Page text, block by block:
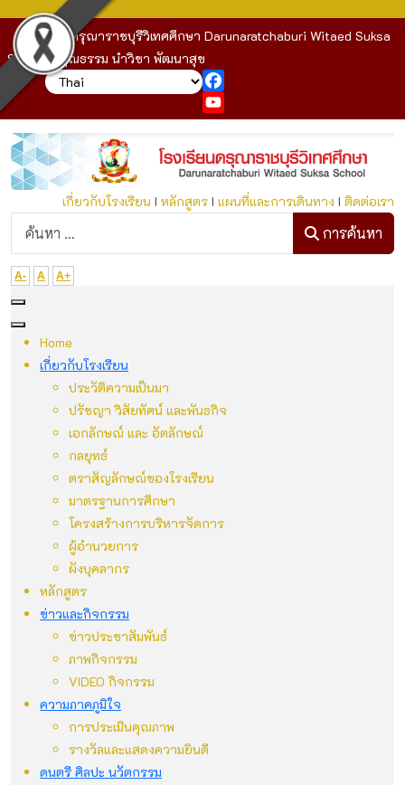
โรงเรียนดรุณาราชบุรีวิเทศศึกษา Darunaratchaburi Witaed Suksa
School : คุณธรรม นำวิชา พัฒนาสุข
YouTube
เกี่ยวกับโรงเรียนI หลักสูตรI แผนที่และการเดินทาง I ติดต่อเรา
ก
การค้นหา
A- A A+
Home
เกี่ยวกับโรงเรียน
ประวัติความเป็นมา
ปรัชญา วิสัยทัศน์ และพันธกิจ
เอกลักษณ์ และ อัตลักษณ์
กลยุทธ์
ตราสัญลักษณ์ของโรงเรียน
มาตรฐานการศึกษา
โครงสร้างการบริหารจัดการ
ผู้อำนวยการ
ผังบุคลากร
หลักสูตร
ข่าวและกิจกรรม
ข่าวประชาสัมพันธ์
ภาพกิจกรรม
VIDEO กิจกรรม
ความภาคภูมิใจ
การประเมินคุณภาพ
รางวัลและแสดงความยินดี
ดนตรี ศิลปะ นวัตกรรม